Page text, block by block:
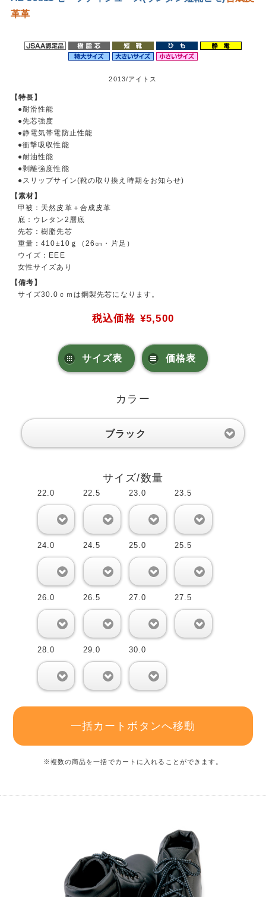
革革
2013/アイトス
【特長】
●耐滑性能
●先芯強度
●静電気帯電防止性能
●衝撃吸収性能
●耐油性能
●剥離強度性能
●スリップサイン(靴の取り換え時期をお知らせ)
【素材】
甲被：天然皮革＋合成皮革
底：ウレタン2層底
先芯：樹脂先芯
重量：410±10ｇ（26㎝・片足）
ウイズ：EEE
女性サイズあり
【備考】
サイズ30.0ｃｍは鋼製先芯になります。
税込価格 ¥5,500
サイズ表 価格表
カラー
ブラック
サイズ/数量
22.0 22.5 23.0 23.5
24.0 24.5 25.0 25.5
26.0 26.5 27.0 27.5
28.0 29.0 30.0
一括カートボタンへ移動
※複数の商品を一括でカートに入れることができます。